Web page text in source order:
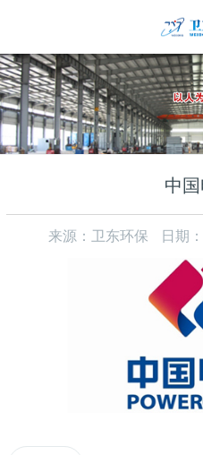
中
来源：卫东环保 日期